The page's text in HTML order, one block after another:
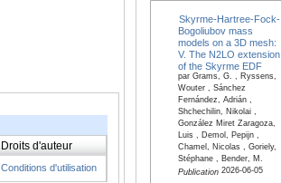
Droits d'auteur
Conditions d'utilisation
Skyrme-Hartree-Fock-
Bogoliubov mass
models on a 3D mesh:
V. The N2LO extension
of the Skyrme EDF
par Grams, G. , Ryssens,
Wouter , Sánchez
Fernández, Adrián ,
Shchechilin, Nikolai ,
González Miret Zaragoza,
Luis , Demol, Pepijn ,
Chamel, Nicolas , Goriely,
Stéphane , Bender, M.
Publication2026-06-05